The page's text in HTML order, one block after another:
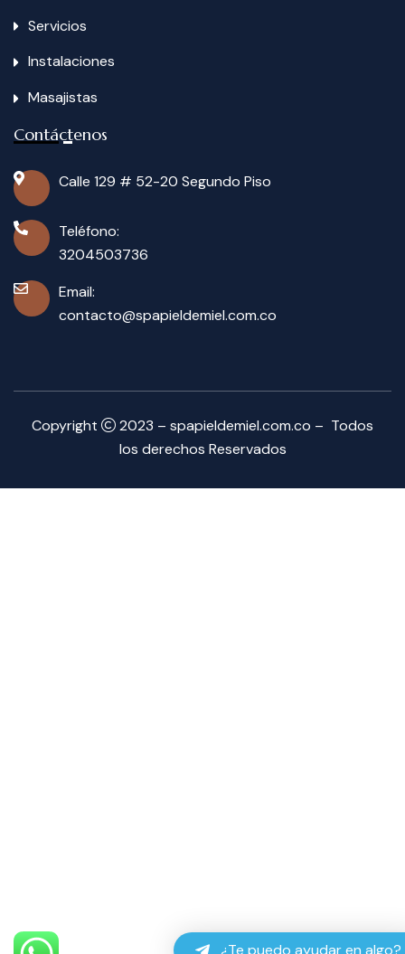
Servicios
Instalaciones
Masajistas
Contáctenos
Calle 129 # 52-20 Segundo Piso
Teléfono:
3204503736
Email:
contacto@spapieldemiel.com.co
Copyright
2023 – spapieldemiel.com.co – Todos
los derechos Reservados
¿Te puedo ayudar en algo?